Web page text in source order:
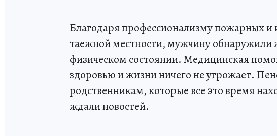
Благодаря профессионализму пожарных и
таежной местности, мужчину обнаружили
физическом состоянии. Медицинская
здоровью и жизни ничего не угрожает.
родственникам, которые все это время
ждали новостей.